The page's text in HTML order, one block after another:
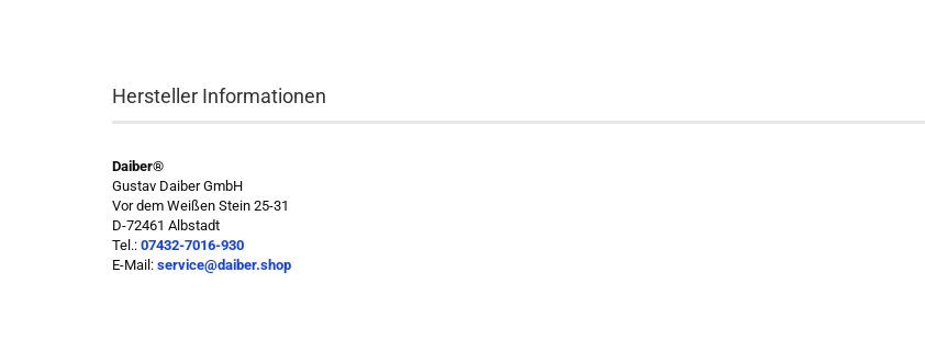
Hersteller Informationen
Daiber®
Gustav Daiber GmbH
Vor dem Weißen Stein 25-31
D-72461 Albstadt
Tel.: 07432-7016-930
E-Mail: service@daiber.shop